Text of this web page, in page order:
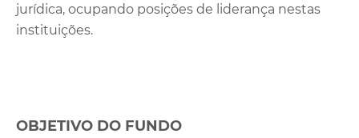
jurídica, ocupando posições de liderança nestas
instituições.
OBJETIVO DO FUNDO